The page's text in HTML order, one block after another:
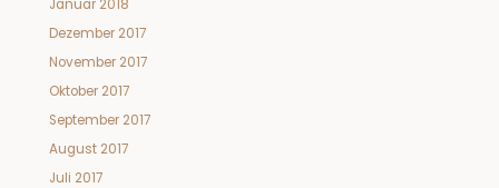
Januar 2018
Dezember 2017
November 2017
Oktober 2017
September 2017
August 2017
Juli 2017